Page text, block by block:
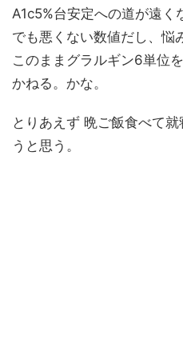
A1c5%台安定への道が遠く
でも悪くない数値だし、悩
このままグラルギン6単位
かねる。かな。
とりあえず 晩ご飯食べて
うと思う。